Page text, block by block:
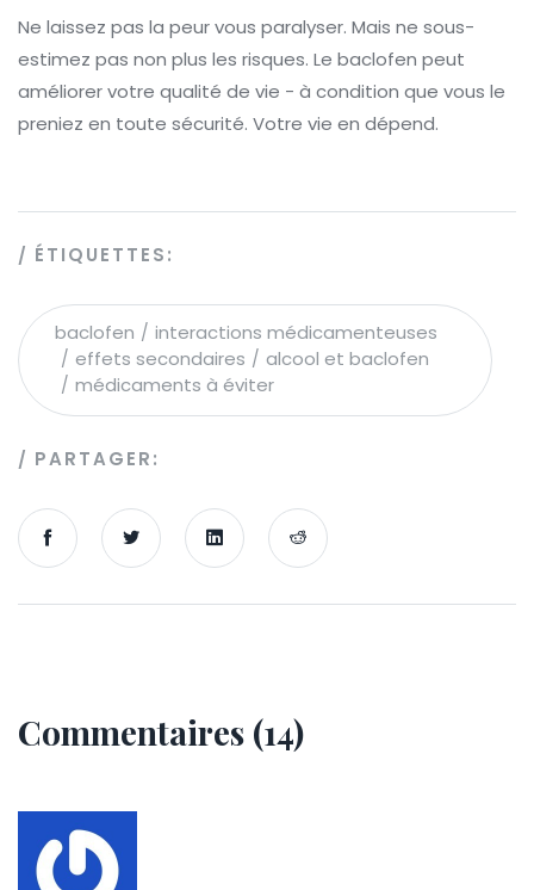
Ne laissez pas la peur vous paralyser. Mais ne sous-
estimez pas non plus les risques. Le baclofen peut
améliorer votre qualité de vie - à condition que vous le
preniez en toute sécurité. Votre vie en dépend.
ÉTIQUETTES:
baclofen
interactions médicamenteuses
effets secondaires
alcool et baclofen
médicaments à éviter
PARTAGER:
Commentaires (14)